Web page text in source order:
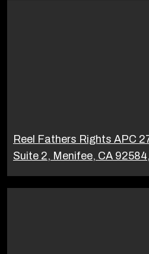
Reel Fathers Rights APC
Suite 2, Menifee, CA